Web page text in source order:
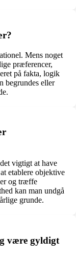
Mens noget
præferencer,
på fakta, logik
begrundes eller
vigtigt at have
etablere objektive
og træffe
kan man undgå
grunde.
være gyldigt